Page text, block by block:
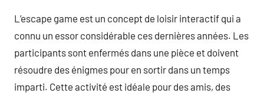
L’escape game est un concept de loisir interactif qui a
connu un essor considérable ces dernières années. Les
participants sont enfermés dans une pièce et doivent
résoudre des énigmes pour en sortir dans un temps
imparti. Cette activité est idéale pour des amis, des